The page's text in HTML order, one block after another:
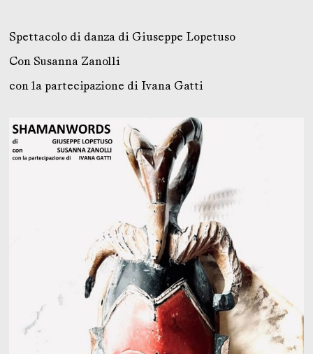
Spettacolo di danza di Giuseppe Lopetuso
Con Susanna Zanolli
con la partecipazione di Ivana Gatti